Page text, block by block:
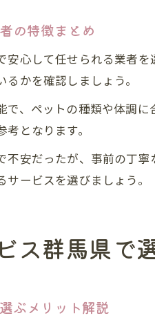
の特徴まとめ
心して任せられる業者
かを確認しましょう。
、ペットの種類や体調
となります。
不安だったが、事前の丁
ービスを選びましょう。
ス群馬県で
ぶメリット解説